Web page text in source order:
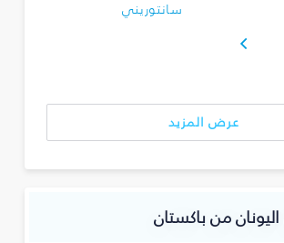
سانتوريني
عرض المزيد
من باكستان